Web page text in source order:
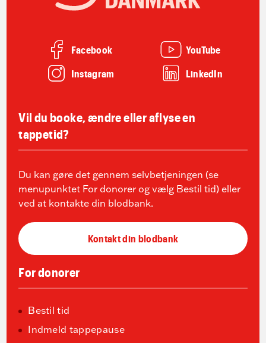
Facebook
YouTube
Instagram
LinkedIn
Vil du booke, ændre eller aflyse en
tappetid?
Du kan gøre det gennem selvbetjeningen (se
menupunktet For donorer og vælg Bestil tid) eller
ved at kontakte din blodbank.
Kontakt din blodbank
For donorer
Bestil tid
Indmeld tappepause